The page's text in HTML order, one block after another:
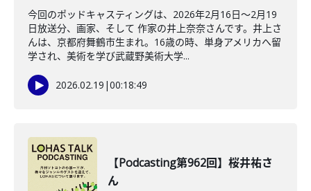
今回のポッドキャスティングは、2026年2月16日〜2月19
日放送分、画家、そして 作家の井上奈奈さんです。井上さ
んは、京都府舞鶴市生まれ。16歳の時、単身アメリカへ留
学され、美術を学び武蔵野美術大学...
2026.02.19 |00:18:49
【Podcasting第962回】桜井祐さ
ん